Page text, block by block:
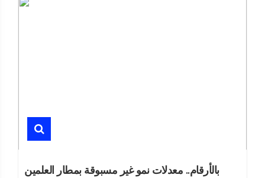
بالأرقام.. معدلات نمو غير مسبوقة بمطار العلمين